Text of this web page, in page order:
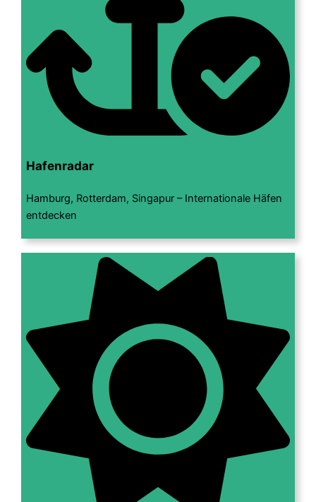
Hafenradar
Hamburg, Rotterdam, Singapur – Internationale Häfen
entdecken